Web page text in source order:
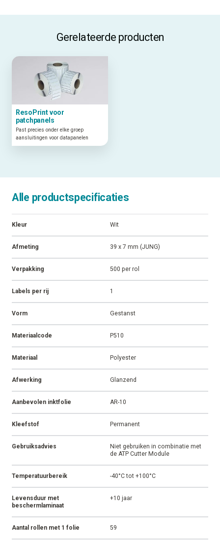
Gerelateerde producten
ResoPrint voor
patchpanels
Past precies onder elke groep
aansluitingen voor datapanelen
Alle productspecificaties
Kleur Wit
Afmeting 39 x 7 mm (JUNG)
Verpakking 500 per rol
Labels per rij 1
Vorm Gestanst
Materiaalcode P510
Materiaal Polyester
Afwerking Glanzend
Aanbevolen inktfolie AR-10
Kleefstof Permanent
Gebruiksadvies
Niet gebruiken in combinatie met
de ATP Cutter Module
Temperatuurbereik -40°C tot +100°C
Levensduur met
beschermlaminaat
+10 jaar
Aantal rollen met 1 folie 59